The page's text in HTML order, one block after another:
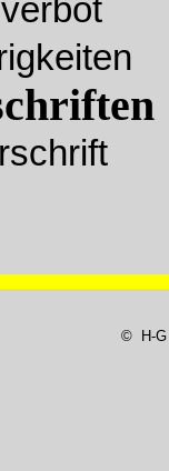
© H-G